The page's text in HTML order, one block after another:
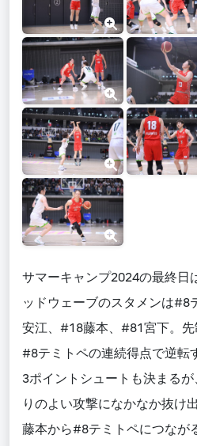
サマーキャンプ2024の最終日
ッドウェーブのスタメンは
安江、#18藤本、#81宮下。先
#8テミトペの連続得点で逆転
3ポイントシュートも決まる
りのよい攻撃になかなか抜け
藤本から#8テミトペにつなが